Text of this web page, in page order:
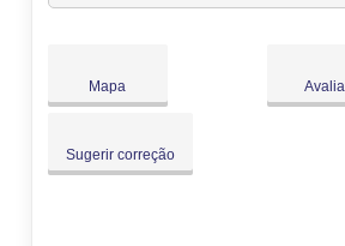
Mapa
Sugerir correção